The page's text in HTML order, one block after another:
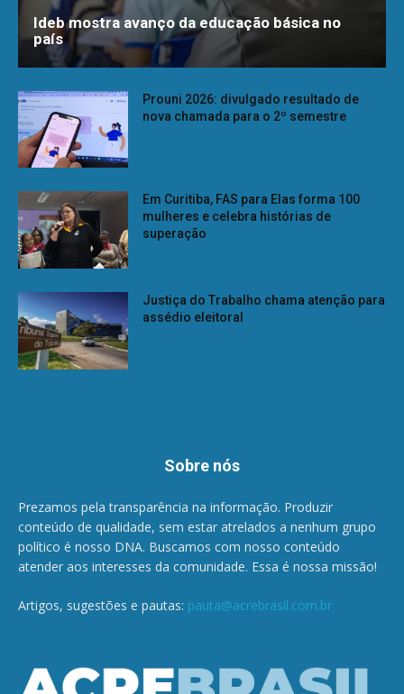
Ideb mostra avanço da educação básica no
país
Prouni 2026: divulgado resultado de
nova chamada para o 2º semestre
Em Curitiba, FAS para Elas forma 100
mulheres e celebra histórias de
superação
Justiça do Trabalho chama atenção para
assédio eleitoral
Sobre nós
Prezamos pela transparência na informação. Produzir
conteúdo de qualidade, sem estar atrelados a nenhum grupo
político é nosso DNA. Buscamos com nosso conteúdo
atender aos interesses da comunidade. Essa é nossa missão!
Artigos, sugestões e pautas: pauta@acrebrasil.com.br